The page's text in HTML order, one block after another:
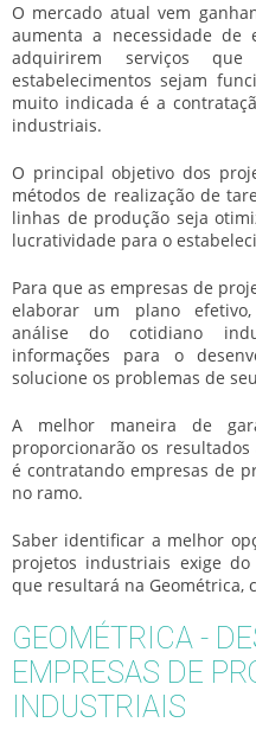
O mercado atual vem
aumenta a necessidade de
adquirirem serviços
estabelecimentos sejam
muito indicada é a
industriais.
O principal objetivo dos
métodos de realização de
linhas de produção seja
lucratividade para o
Para que as empresas de
elaborar um plano
análise do cotidiano
informações para o
solucione os problemas de
A melhor maneira de
proporcionarão os
é contratando empresas de
no ramo.
Saber identificar a melhor
projetos industriais exige
que resultará na Geométrica,
GEOMÉTRICA -
EMPRESAS DE
INDUSTRIAIS